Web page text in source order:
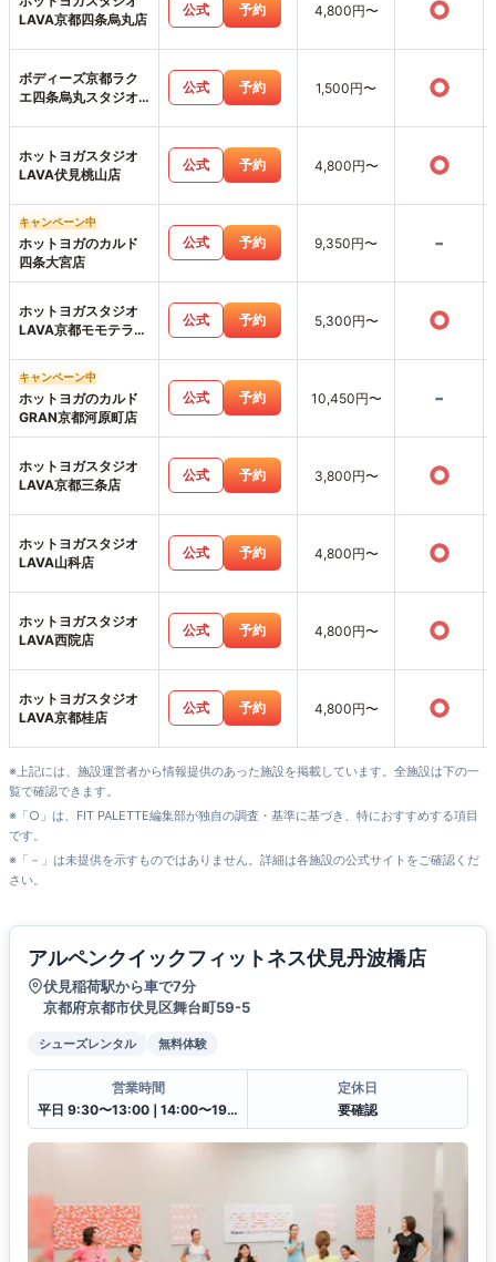
LAVA京都四条烏丸店
公式 予約 4,800円〜 ○
ボディーズ京都ラク
エ四条烏丸スタジオ
公式 予約 1,500円〜 ○
ホットヨガスタジオ
LAVA伏見桃山店
公式 予約 4,800円〜 ○
キャンペーン中
ホットヨガのカルド
四条大宮店
公式 予約 9,350円〜 -
ホットヨガスタジオ
LAVA京都モモテラス
公式 予約 5,300円〜 ○
キャンペーン中
ホットヨガのカルド
GRAN京都河原町店
公式 予約 10,450円〜 -
ホットヨガスタジオ
LAVA京都三条店
公式 予約 3,800円〜 ○
ホットヨガスタジオ
LAVA山科店
公式 予約 4,800円〜 ○
ホットヨガスタジオ
LAVA西院店
公式 予約 4,800円〜 ○
ホットヨガスタジオ
LAVA京都桂店
公式 予約 4,800円〜 ○
※上記には、施設運営者から情報提供のあった施設を掲載しています。全施設は下の一
覧で確認できます。
※「○」は、FIT PALETTE編集部が独自の調査・基準に基づき、特におすすめする項目
です。
※「－」は未提供を示すものではありません。詳細は各施設の公式サイトをご確認くだ
さい。
アルペンクイックフィットネス伏見丹波橋店
伏見稲荷駅から車で7分
京都府京都市伏見区舞台町59-5
シューズレンタル 無料体験
営業時間
平日 9:30〜13:00❘14:00〜19:30土日祝 9:30〜13:00❘14:00〜18:00
定休日
要確認